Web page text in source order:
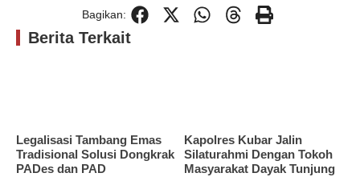
Bagikan:
Berita Terkait
Legalisasi Tambang Emas
Tradisional Solusi Dongkrak
PADes dan PAD
Kapolres Kubar Jalin
Silaturahmi Dengan Tokoh
Masyarakat Dayak Tunjung